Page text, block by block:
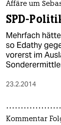
Affäre um
SPD-
Mehrfach
so Edathy
vorerst im
23.2.2014
Kommentar